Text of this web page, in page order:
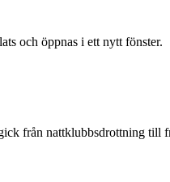
och öppnas i ett nytt fönster.
från nattklubbsdrottning